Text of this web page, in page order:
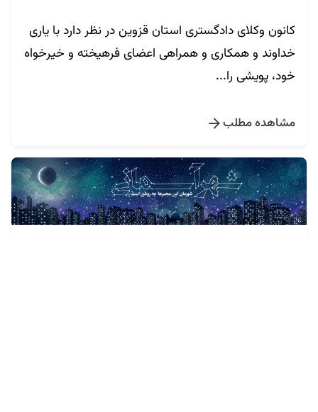
کانون وکلای دادگستری استان قزوین در نظر دارد با یاری
خداوند و همکاری و همراهی اعضای فرهیخته و خیرخواه
خود، پویشی را...
مشاهده مطلب
تنظیم توسط
روابط عمومی